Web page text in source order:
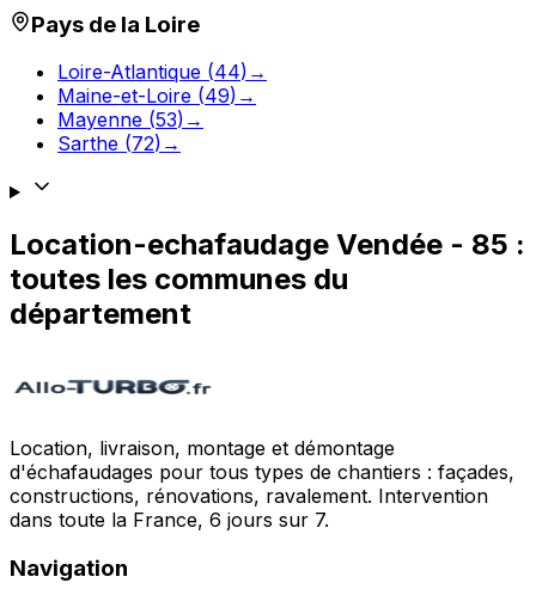
Pays de la Loire
Loire-Atlantique (44) →
Maine-et-Loire (49) →
Mayenne (53) →
Sarthe (72) →
Location-echafaudage Vendée - 85 :
toutes les communes du
département
Location, livraison, montage et démontage
d'échafaudages pour tous types de chantiers : façades,
constructions, rénovations, ravalement. Intervention
dans toute la France, 6 jours sur 7.
Navigation